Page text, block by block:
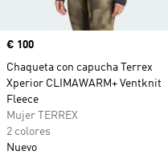
Precio
€ 100
Chaqueta con capucha Terrex
Xperior CLIMAWARM+ Ventknit
Fleece
Mujer TERREX
2 colores
Nuevo